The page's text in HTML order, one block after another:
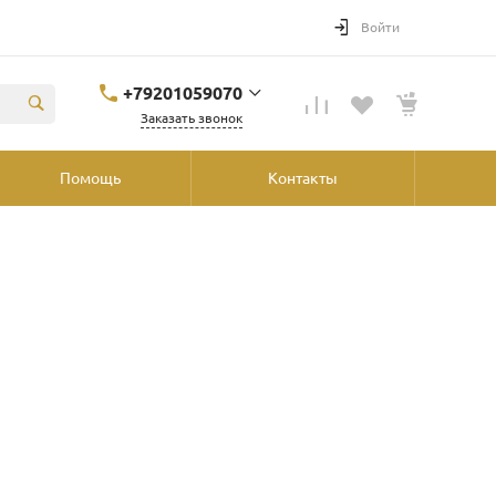
Войти
+79201059070
Заказать звонок
Помощь Контакты